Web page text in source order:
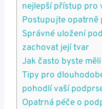
nejlepší přístup pro
Postupujte opatrně
Správné uložení
zachovat její tvar
Jak často byste
Tipy pro
pohodlí vaší
Opatrná péče o